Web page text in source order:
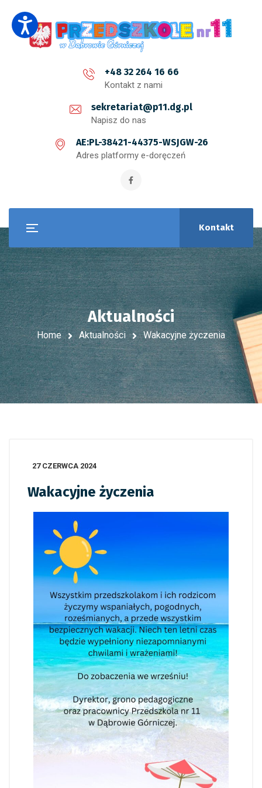
+48 32 264 16 66
Kontakt z nami
sekretariat@p11.dg.pl
Napisz do nas
AE:PL-38421-44375-WSJGW-26
Adres platformy e-doręczeń
Kontakt
Aktualności
Home Aktualności Wakacyjne życzenia
27 CZERWCA 2024
Wakacyjne życzenia